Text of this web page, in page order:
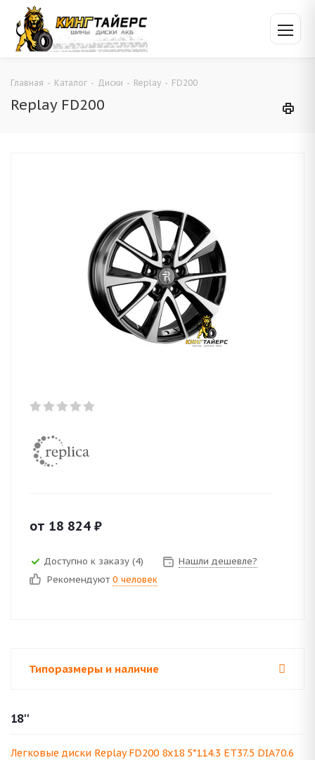
Главная - Каталог - Диски - Replay - FD200
Replay FD200
от 18 824 ₽
Доступно к заказу (4)
Нашли дешевле?
Рекомендуют 0 человек
Типоразмеры и наличие
18''
Легковые диски Replay FD200 8x18 5*114.3 ET37.5 DIA70.6